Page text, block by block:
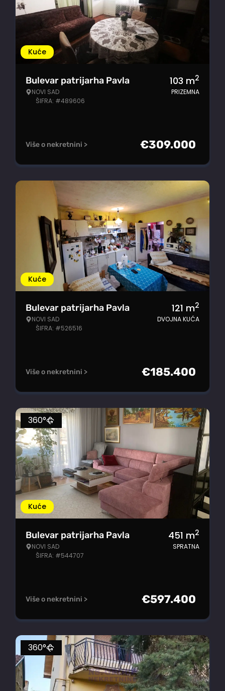
Kuće
Bulevar patrijarha Pavla
NOVI SAD
ŠIFRA: #489606
103 m2
PRIZEMNA
Više o nekretnini > €309.000
Kuće
Bulevar patrijarha Pavla
NOVI SAD
ŠIFRA: #526516
121 m2
DVOJNA KUĆA
Više o nekretnini > €185.400
Kuće
360°
Bulevar patrijarha Pavla
NOVI SAD
ŠIFRA: #544707
451 m2
SPRATNA
Više o nekretnini > €597.400
360°